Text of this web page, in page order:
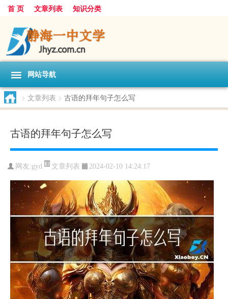
首 页 文章列表 知识分类
网站导航
> 文章列表 > 古语的拜年句子怎么写
古语的拜年句子怎么写
网友:gyd 文章列表 2024-02-10 14:24:17